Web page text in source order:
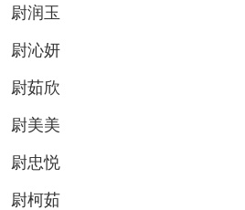
尉润玉
尉沁妍
尉茹欣
尉美美
尉忠悦
尉柯茹